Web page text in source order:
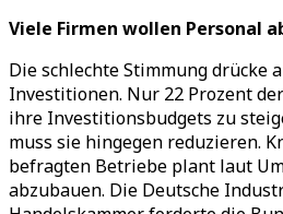
Viele Firmen wollen Personal
Die schlechte Stimmung drücke
Investitionen. Nur 22 Prozent
ihre Investitionsbudgets zu
muss sie hingegen reduzieren.
befragten Betriebe plant laut
abzubauen. Die Deutsche